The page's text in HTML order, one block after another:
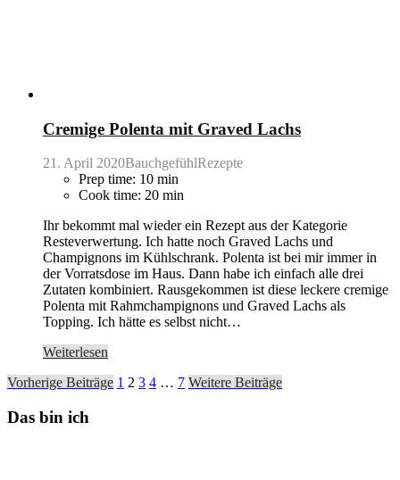
Cremige Polenta mit Graved Lachs
21. April 2020BauchgefühlRezepte
Prep time: 10 min
Cook time: 20 min
Ihr bekommt mal wieder ein Rezept aus der Kategorie
Resteverwertung. Ich hatte noch Graved Lachs und
Champignons im Kühlschrank. Polenta ist bei mir immer in
der Vorratsdose im Haus. Dann habe ich einfach alle drei
Zutaten kombiniert. Rausgekommen ist diese leckere cremige
Polenta mit Rahmchampignons und Graved Lachs als
Topping. Ich hätte es selbst nicht…
Weiterlesen
Vorherige Beiträge 1 2 3 4 … 7 Weitere Beiträge
Das bin ich